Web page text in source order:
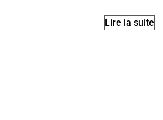
Lire la suite